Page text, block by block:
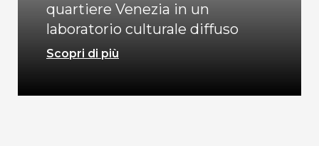
quartiere Venezia in un
laboratorio culturale diffuso
Scopri di più